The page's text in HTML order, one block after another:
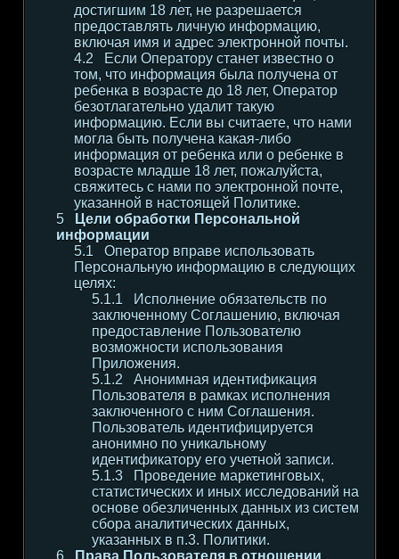
достигшим 18 лет, не разрешается
предоставлять личную информацию,
включая имя и адрес электронной почты.
Если Оператору станет известно о
том, что информация была получена от
ребенка в возрасте до 18 лет, Оператор
безотлагательно удалит такую
информацию. Если вы считаете, что нами
могла быть получена какая-либо
информация от ребенка или о ребенке в
возрасте младше 18 лет, пожалуйста,
свяжитесь с нами по электронной почте,
указанной в настоящей Политике.
Цели обработки Персональной
информации
Оператор вправе использовать
Персональную информацию в следующих
целях:
Исполнение обязательств по
заключенному Соглашению, включая
предоставление Пользователю
возможности использования
Приложения.
Анонимная идентификация
Пользователя в рамках исполнения
заключенного с ним Соглашения.
Пользователь идентифицируется
анонимно по уникальному
идентификатору его учетной записи.
Проведение маркетинговых,
статистических и иных исследований на
основе обезличенных данных из систем
сбора аналитических данных,
указанных в п.3. Политики.
Права Пользователя в отношении